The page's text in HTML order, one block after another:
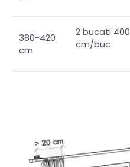
380-420
cm
2 bucati 400
cm/buc